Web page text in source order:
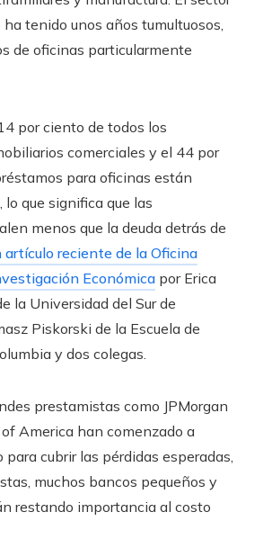
tenido unos años tumultuosos,
de oficinas particularmente
por ciento de todos los
comerciales y el 44 por
para oficinas están
lo que significa que las
menos que la deuda detrás de
artículo reciente de la Oficina
Económica por Erica
la Universidad del Sur de
Piskorski de la Escuela de
y dos colegas.
prestamistas como JPMorgan
America han comenzado a
para cubrir las pérdidas esperadas,
muchos bancos pequeños y
restando importancia al costo